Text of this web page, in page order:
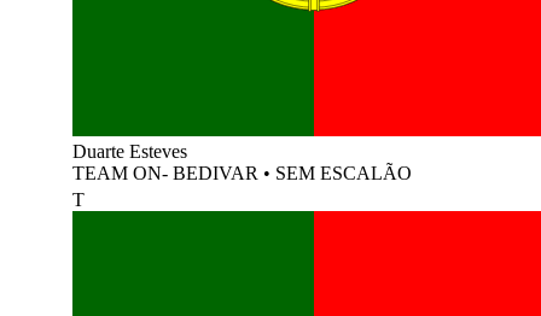
Duarte Esteves
TEAM ON- BEDIVAR • SEM ESCALÃO
T